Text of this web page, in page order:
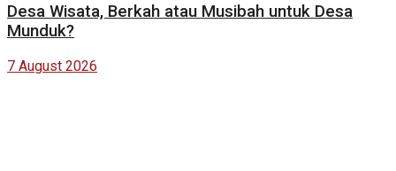
Desa Wisata, Berkah atau Musibah untuk Desa
Munduk?
7 August 2026